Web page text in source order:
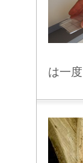
は一